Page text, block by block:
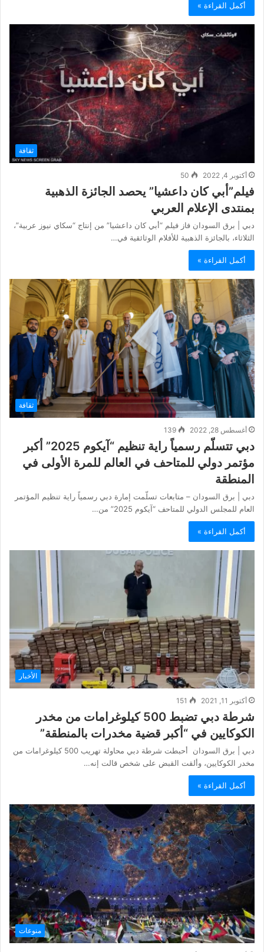
أكمل القراءة »
ثقافة
أكتوبر 4, 2022 50
فيلم”أبي كان داعشيا” يحصد الجائزة الذهبية
بمنتدى الإعلام العربي
دبي | برق السودان فاز فيلم “أبي كان داعشيا” من إنتاج “سكاي نيوز عربية”،
الثلاثاء، بالجائزة الذهبية للأفلام الوثائقية في…
أكمل القراءة »
ثقافة
أغسطس 28, 2022 139
دبي تتسلّم رسمياً راية تنظيم “آيكوم 2025” أكبر
مؤتمر دولي للمتاحف في العالم للمرة الأولى في
المنطقة
دبي | برق السودان – متابعات تسلّمت إمارة دبي رسمياً راية تنظيم المؤتمر
العام للمجلس الدولي للمتاحف “آيكوم 2025” من…
أكمل القراءة »
الأخبار
أكتوبر 11, 2021 151
شرطة دبي تضبط 500 كيلوغرامات من مخدر
الكوكايين في “أكبر قضية مخدرات بالمنطقة”
دبي | برق السودان أحبطت شرطة دبي محاولة تهريب 500 كيلوغرامات من
مخدر الكوكايين، وألقت القبض على شخص قالت إنه…
أكمل القراءة »
منوعات